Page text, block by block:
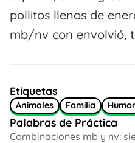
pollitos llenos de
mb/nv con envolvió,
Etiquetas
Animales Familia Humor
Palabras de Práctica
Combinaciones mb y nv: